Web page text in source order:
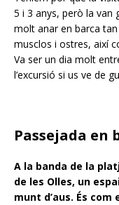
5 i 3 anys, però la van
molt anar en barca
musclos i ostres, així
Va ser un dia molt
l’excursió si us ve de
Passejada en
A la banda de la
de les Olles, un
munt d’aus. És com